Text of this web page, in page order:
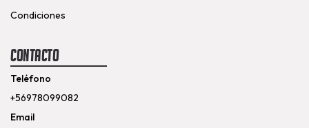
Condiciones
Contacto
Teléfono
+56978099082
Email